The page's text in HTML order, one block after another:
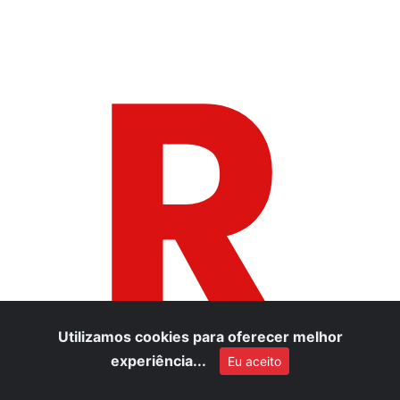
R
Utilizamos cookies para oferecer melhor
experiência...
Eu aceito